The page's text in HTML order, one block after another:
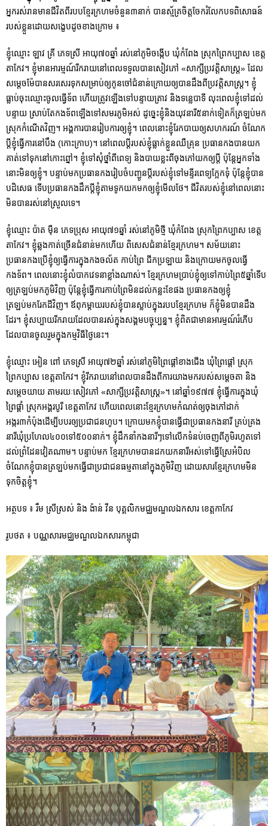
អ្នករស់រានមានជីវិតពីរបបខ្មែរក្រហមចំនួន៣នាក់ បានស្ម័គ្រចិត្តចែករំលែកបទពិសោធន៍
របស់ខ្លួនដោយសង្ខេបដូចខាងក្រោម ៖
ខ្ញុំឈ្មោះ ឡាវ គ្រី ភេទស្រី អាយុ៧០ឆ្នាំ រស់នៅភូមិចង្កើប ឃុំកំពែង ស្រុកព្រៃកប្បាស ខេត្ត
តាកែវ។ ខ្ញុំមានអារម្មណ៍រីករាយនៅពេលទទួលបានសៀវភៅ «សាក្សីប្រវត្តិសាស្រ្ត» ដែល
សម្ដេចម៉ែបានសរសេរទុកសម្រាប់ឲ្យកូនចៅជំនាន់ក្រោយឲ្យបានដឹងពីប្រវត្តិសាស្រ្ត។ ខ្ញុំ
ធ្លាប់ចុះឈ្មោះចូលធ្វើទ័ព ហើយត្រូវឡើងទៅបន្ទាយត្រាវ និងទន្លេបាទី លុះពេលខ្ញុំទៅដល់
បន្ទាយ ស្រាប់​តែកងទ័ពឡើងទៅសមរភូមិអស់ ដូច្នេះខ្ញុំនិងយុវនារី៥នាក់ទៀតក៏ត្រឡប់មក
ស្រុកកំណើតវិញ។ អង្គការបានរៀបការឲ្យខ្ញុំ។ ពេលនោះខ្ញុំរែកបាយឲ្យសហករណ៍ ចំណែក
ប្តីខ្ញុំធ្វើការនៅបឹង (កោះក្រាប)។ នៅពេលប្ដីរបស់ខ្ញុំធ្លាក់ខ្លួនឈឺគ្រុន ប្រធានកងបានយក
គាត់ទៅទុកនៅកោះព្នៅ។ ខ្ញុំទៅសុំថ្នាំពីពេទ្យ និងបាយខ្លះពីចុងភៅយកឲ្យប្តី ប៉ុន្តែអ្នកទាំង
នោះមិនឲ្យខ្ញុំ។ បន្ទាប់មកប្រធានកងរៀបចំបញ្ជូនប្តីរបស់ខ្ញុំទៅមន្ទីរពេទ្យក្អែកទុំ ប៉ុន្តែខ្ញុំបាន
បដិសេធ ទើបប្រធានកងដឹកប្តីខ្ញុំតាមទូកយកមកឲ្យខ្ញុំមើលថែ។ ជីវិតរបស់ខ្ញុំនៅពេលនោះ
មិនបានរស់នៅស្រួល​ទេ។
ខ្ញុំឈ្មោះ ប៉ាត ម៉ឺន ភេទប្រុស អាយុ៧១ឆ្នាំ រស់នៅភូមិថ្មី ឃុំកំពែង ស្រុកព្រៃកប្បាស ខេត្ត
តាកែវ។ ខ្ញុំឆ្លងកាត់ច្រើនជំនាន់មកហើយ ពិសេសជំនាន់ខ្មែរក្រហម។ សម័យនោះ
ប្រធានកងប្រើខ្ញុំឲ្យធ្វើការក្នុងកងចល័ត កាប់ព្រៃ ជីកប្រឡាយ និងក្រោយមកចូលធ្វើ
កងទ័ព។ ពេលនោះខ្ញុំលំបាកវេទនាខ្លាំងណាស់។ ខ្មែរក្រហមប្រាប់ខ្ញុំឲ្យទៅកាប់ព្រៃ៥ឆ្នាំទើប
ឲ្យត្រឡប់មកភូមិវិញ ប៉ុន្តែខ្ញុំធ្វើការកាប់ព្រៃមិនដល់កន្លះខែផង ប្រធានកងឲ្យខ្ញុំ
ត្រឡប់មករែកដីវិញ។ ឪពុកម្ដាយរបស់ខ្ញុំបានស្លាប់ក្នុងរបបខ្មែរក្រហម ក៏ខ្ញុំមិនបានដឹង
ដែរ។ ខ្ញុំសប្បាយរីករាយដែលបានរស់ក្នុងសង្គមបច្ចុប្បន្ន។ ខ្ញុំពិតជាមានអារម្មណ៍រំភើប
ដែលបានចូលរួមក្នុងកម្មវិធីថ្ងៃនេះ។
ខ្ញុំឈ្មោះ អៀន ពៅ ភេទស្រី អាយុ៧២ឆ្នាំ រស់នៅភូមិព្រៃផ្ដៅខាងជើង ឃុំព្រៃផ្ដៅ ស្រុក
ព្រៃកប្បាស ខេត្តតាកែវ។ ខ្ញុំរីករាយនៅពេលបានដឹងពីការយាងមករបស់សម្ដេចតា និង
សម្ដេចយាយ តាមរយៈសៀវភៅ «សាក្សីប្រវត្តិសាស្រ្ត»។ នៅឆ្នាំ១៩៧៧ ខ្ញុំធ្វើការក្នុងឃុំ
ព្រៃផ្គាំ ស្រុកអង្គរបូរី ខេត្តតាកែវ ហើយពេលនោះខ្មែរក្រហមកំណត់ឲ្យចុងភៅដាក់
អង្ករ៣កំប៉ុងដើម្បីបបរឲ្យប្រជាជនហូប។ ក្រោយមកខ្ញុំបានធ្វើជាប្រធានកងនារី គ្រប់គ្រង
នារីឃុំប្រហែល៤០០ទៅ៥០០នាក់។ ខ្ញុំដឹកនាំកងនារីៗទៅលើកទំនប់ចេញពីភូមិរហូតទៅ
ដល់ព្រំដែនវៀតណាម។ បន្ទាប់មក ខ្មែរក្រហមបានដកយកនារីអស់ទៅធ្វើស្រែអំបិល
ចំណែកខ្ញុំបានត្រឡប់មកធ្វើជាប្រជាជនធម្មតានៅក្នុងភូមិវិញ ដោយសារខ្មែរក្រហមមិន
ទុកចិត្តខ្ញុំ។
អត្ថបទ ៖ រឹម ស្រីស្រស់ និង ង៉ាន់ វីន បុគ្គលិកមជ្ឈមណ្ឌលឯកសារ ខេត្តកាកែវ
រូបថត ៖ បណ្ណសារមជ្ឈមណ្ឌលឯកសារកម្ពុជា